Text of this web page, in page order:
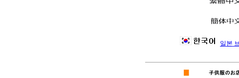
일본